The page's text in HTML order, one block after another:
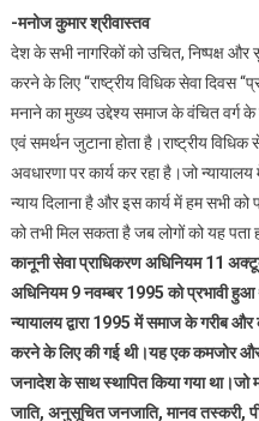
-मनोज कुमार श्रीवास्तव
देश के सभी नागरिकों को उचित, निष्पक्ष
करने के लिए “राष्ट्रीय विधिक सेवा दिवस
मनाने का मुख्य उद्देश्य समाज के वंचित वर्ग के
एवं समर्थन जुटाना होता है।राष्ट्रीय
अवधारणा पर कार्य कर रहा है।जो
न्याय दिलाना है और इस कार्य में हम सभी को
को तभी मिल सकता है जब लोगों को यह पता
कानूनी सेवा प्राधिकरण अधिनियम 11
अधिनियम 9 नवम्बर 1995 को प्रभावी
न्यायालय द्वारा 1995 में समाज के गरीब
करने के लिए की गई थी।यह एक कमजोर और
जनादेश के साथ स्थापित किया गया था।जो
जाति, अनुसूचित जनजाति, मानव तस्करी,